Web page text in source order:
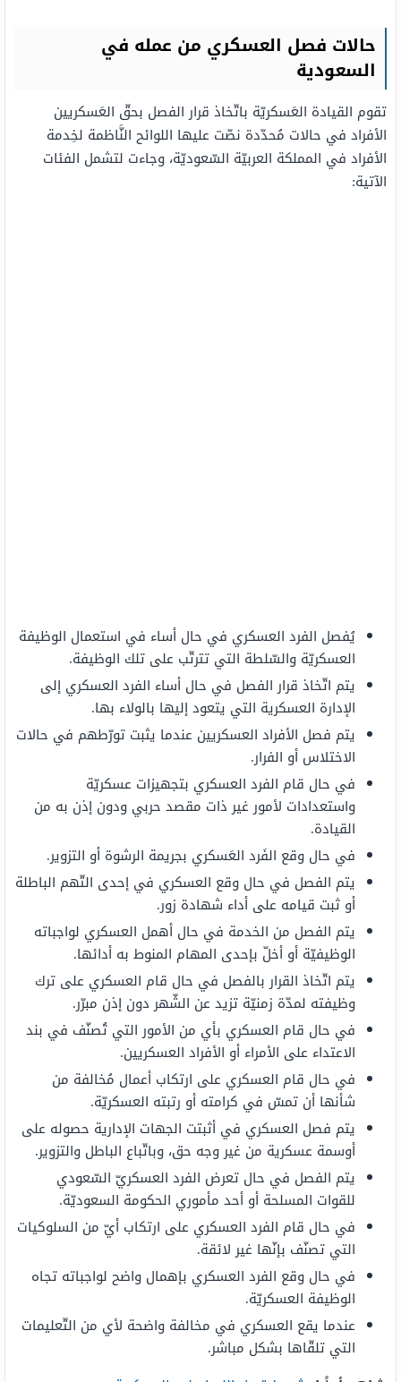
حالات فصل العسكري من عمله في
السعودية
تقوم القيادة العَسكريّة باتّخاذ قرار الفصل بحقّ العَسكريين
الأفراد في حالات مُحدّدة نصّت عليها اللوائح النَّاظمة لخِدمة
الأفراد في المملكة العربيّة السّعوديّة، وجاءت لتشمل الفئات
الآتية:
يُفصل الفرد العسكري في حال أساء في استعمال الوظيفة
العسكريّة والسّلطة التي تترتّب على تلك الوظيفة.
يتم اتّخاذ قرار الفصل في حال أساء الفرد العسكري إلى
الإدارة العسكرية التي يتعود إليها بالولاء بها.
يتم فصل الأفراد العسكريين عندما يثبت تورّطهم في حالات
الاختلاس أو الفرار.
في حال قام الفرد العسكري بتجهيزات عسكريّة
واستعدادات لأمور غير ذات مقصد حربي ودون إذن به من
القيادة.
في حال وقع الفَرد العَسكري بجريمة الرشوة أو التزوير.
يتم الفصل في حال وقع العسكري في إحدى التّهم الباطلة
أو ثبت قيامه على أداء شهادة زور.
يتم الفصل من الخدمة في حال أهمل العسكري لواجباته
الوظيفيّة أو أخلّ بإحدى المهام المنوط به أدائها.
يتم اتّخاذ القرار بالفصل في حال قام العسكري على ترك
وظيفته لمدّة زمنيّة تزيد عن الشّهر دون إذن مبرّر.
في حال قام العسكري بأي من الأمور التي تُصنّف في بند
الاعتداء على الأمراء أو الأفراد العسكريين.
في حال قام العسكري على ارتكاب أعمال مُخالفة من
شأنها أن تمسّ في كرامته أو رتبته العسكريّة.
يتم فصل العسكري في أثبتت الجهات الإدارية حصوله على
أوسمة عسكرية من غير وجه حق، وباتّباع الباطل والتزوير.
يتم الفصل في حال تعرض الفرد العسكريّ السّعودي
للقوات المسلحة أو أحد مأموري الحكومة السعوديّة.
في حال قام الفرد العسكري على ارتكاب أيّ من السلوكيات
التي تصنّف بإنّها غير لائقة.
في حال وقع الفرد العسكري بإهمال واضح لواجباته تجاه
الوظيفة العسكريّة.
عندما يقع العسكري في مخالفة واضحة لأي من التّعليمات
التي تلقّاها بشكل مباشر.